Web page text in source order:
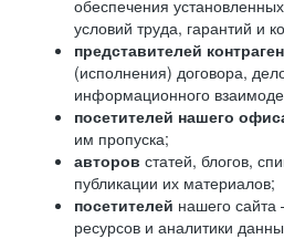
обеспечения
условий труда, гарантий и
представителей
(исполнения) договора,
информационного
посетителей нашего
им пропуска;
авторов статей, блогов,
публикации их материалов;
посетителей нашего
ресурсов и аналитики